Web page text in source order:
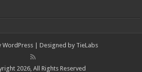
WordPress | Designed by TieLabs
2026, All Rights Reserved